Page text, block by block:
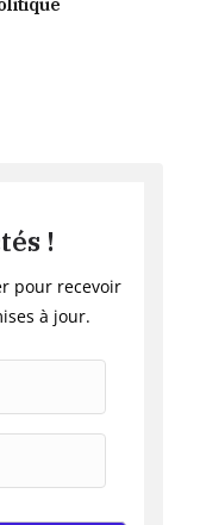
!
pour recevoir
à jour.